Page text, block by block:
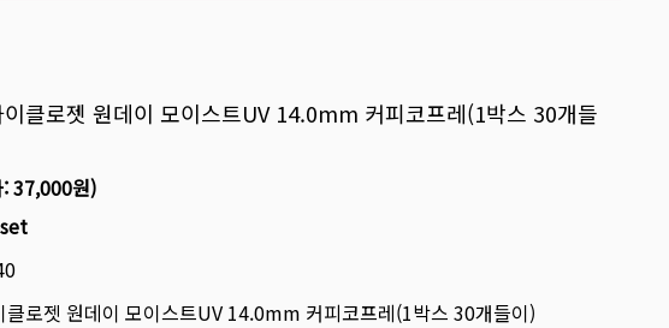
클로젯 원데이 모이스트UV 14.0mm 커피코프레(1박스 30개들
37,000원)
로젯 원데이 모이스트UV 14.0mm 커피코프레(1박스 30개들이)